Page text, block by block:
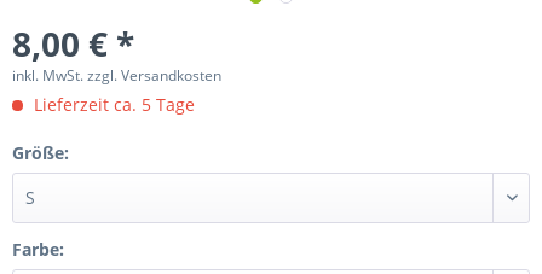
8,00 € *
inkl. MwSt.zzgl. Versandkosten
Lieferzeit ca. 5 Tage
Größe:
Farbe: